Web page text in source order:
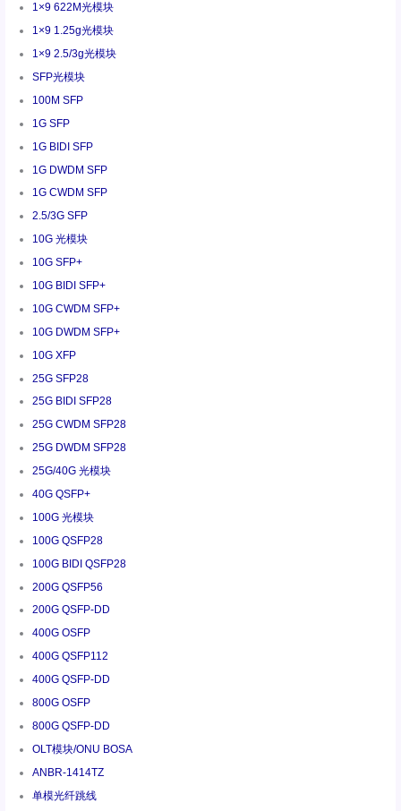
1×9 622M光模块
1×9 1.25g光模块
1×9 2.5/3g光模块
SFP光模块
100M SFP
1G SFP
1G BIDI SFP
1G DWDM SFP
1G CWDM SFP
2.5/3G SFP
10G 光模块
10G SFP+
10G BIDI SFP+
10G CWDM SFP+
10G DWDM SFP+
10G XFP
25G SFP28
25G BIDI SFP28
25G CWDM SFP28
25G DWDM SFP28
25G/40G 光模块
40G QSFP+
100G 光模块
100G QSFP28
100G BIDI QSFP28
200G QSFP56
200G QSFP-DD
400G OSFP
400G QSFP112
400G QSFP-DD
800G OSFP
800G QSFP-DD
OLT模块/ONU BOSA
ANBR-1414TZ
单模光纤跳线